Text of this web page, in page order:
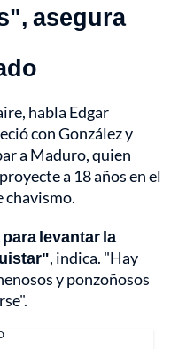
asegura
habla Edgar
con González y
a Maduro, quien
a 18 años en el
chavismo.
levantar la
, indica. "Hay
y ponzoñosos